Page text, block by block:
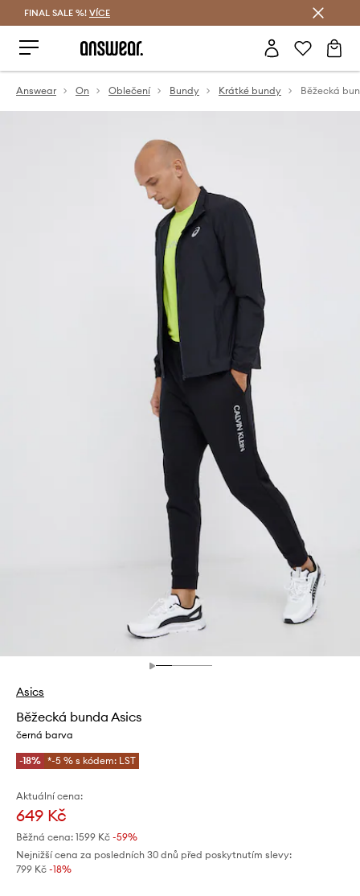
FINAL SALE %! VÍCE
Answear On Oblečení Bundy Krátké bundy Běžecká
Asics
Běžecká bunda Asics
černá barva
-18% *-5 % s kódem: LST
Aktuální cena:
649 Kč
Běžná cena: 1599 Kč -59%
Nejnižší cena za posledních 30 dnů před poskytnutím slevy:
799 Kč -18%